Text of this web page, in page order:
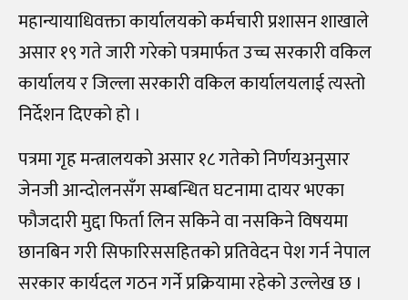
महान्यायाधिवक्ता कार्यालयको कर्मचारी प्रशासन शाखाले
असार १९ गते जारी गरेको पत्रमार्फत उच्च सरकारी वकिल
कार्यालय र जिल्ला सरकारी वकिल कार्यालयलाई त्यस्तो
निर्देशन दिएको हो ।
पत्रमा गृह मन्त्रालयको असार १८ गतेको निर्णयअनुसार
जेनजी आन्दोलनसँग सम्बन्धित घटनामा दायर भएका
फौजदारी मुद्दा फिर्ता लिन सकिने वा नसकिने विषयमा
छानबिन गरी सिफारिससहितको प्रतिवेदन पेश गर्न नेपाल
सरकार कार्यदल गठन गर्ने प्रक्रियामा रहेको उल्लेख छ ।